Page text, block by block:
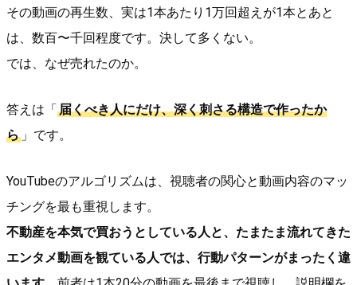
その動画の再生数、実は1本あたり1万回超えが1本とあと
は、数百〜千回程度です。決して多くない。
では、なぜ売れたのか。
答えは「届くべき人にだけ、深く刺さる構造で作ったか
ら 」です。
YouTubeのアルゴリズムは、視聴者の関心と動画内容のマッ
チングを最も重視します。
不動産を本気で買おうとしている人と、たまたま流れてきた
エンタメ動画を観ている人では、行動パターンがまったく違